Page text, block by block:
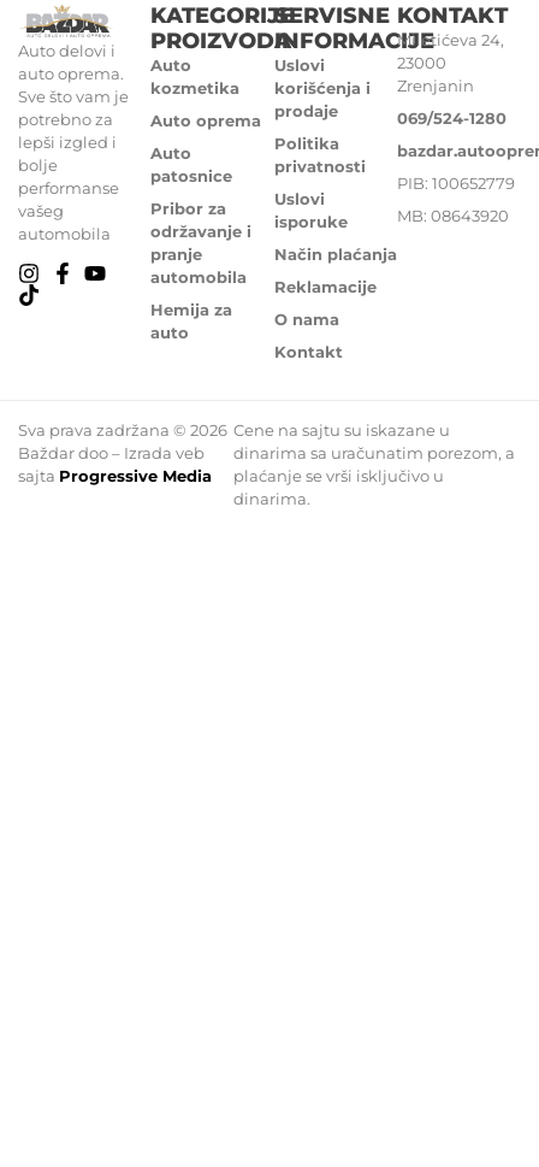
Auto delovi i
auto oprema.
Sve što vam je
potrebno za
lepši izgled i
bolje
performanse
vašeg
automobila
KATEGORIJE
PROIZVODA
Auto
kozmetika
Auto oprema
Auto
patosnice
Pribor za
održavanje i
pranje
automobila
Hemija za
auto
SERVISNE
INFORMACIJE
Uslovi
korišćenja i
prodaje
Politika
privatnosti
Uslovi
isporuke
Način plaćanja
Reklamacije
O nama
Kontakt
KONTAKT
Miletićeva 24,
23000
Zrenjanin
069/524-1280
PIB: 100652779
MB: 08643920
Sva prava zadržana © 2026
Baždar doo – Izrada veb
sajta Progressive Media
Cene na sajtu su iskazane u
dinarima sa uračunatim porezom, a
plaćanje se vrši isključivo u
dinarima.